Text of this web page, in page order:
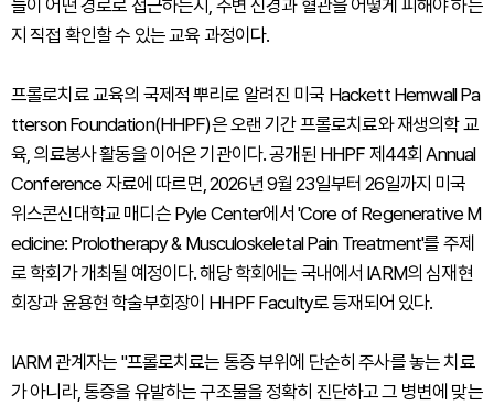
늘이 어떤 경로로 접근하는지, 주변 신경과 혈관을 어떻게 피해야 하는
지 직접 확인할 수 있는 교육 과정이다.
프롤로치료 교육의 국제적 뿌리로 알려진 미국 Hackett Hemwall Pa
tterson Foundation(HHPF)은 오랜 기간 프롤로치료와 재생의학 교
육, 의료봉사 활동을 이어온 기관이다. 공개된 HHPF 제44회 Annual
Conference 자료에 따르면, 2026년 9월 23일부터 26일까지 미국
위스콘신대학교 매디슨 Pyle Center에서 'Core of Regenerative M
edicine: Prolotherapy & Musculoskeletal Pain Treatment'를 주제
로 학회가 개최될 예정이다. 해당 학회에는 국내에서 IARM의 심재현
회장과 윤용현 학술부회장이 HHPF Faculty로 등재되어 있다.
IARM 관계자는 "프롤로치료는 통증 부위에 단순히 주사를 놓는 치료
가 아니라, 통증을 유발하는 구조물을 정확히 진단하고 그 병변에 맞는